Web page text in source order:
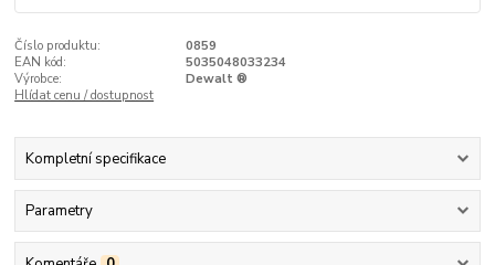
Číslo produktu:
0859
EAN kód:
5035048033234
Výrobce:
Dewalt ®
Hlídat cenu / dostupnost
Kompletní specifikace
Parametry